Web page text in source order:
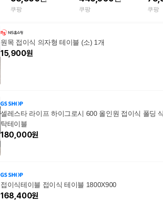
쿠팡
1개+의자 4개 세트)
쿠팡 쿠팡
원목 접이식 의자형 테이블 (소) 1개
15,900원
셀레스타 라이프 하이그로시 600 올인원 접이식 폴딩 식
탁테이블
180,000원
접이식테이블 접이식 테이블 1800X900
168,400원